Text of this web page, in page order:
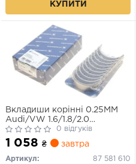
КУПИТИ
Вкладиши корінні 0.25MM
Audi/VW 1.6/1.8/2.0
PN/RP/AAE/ABK/A
0 відгуків
1 058 ₴ завтра
Артикул:
87 581 610